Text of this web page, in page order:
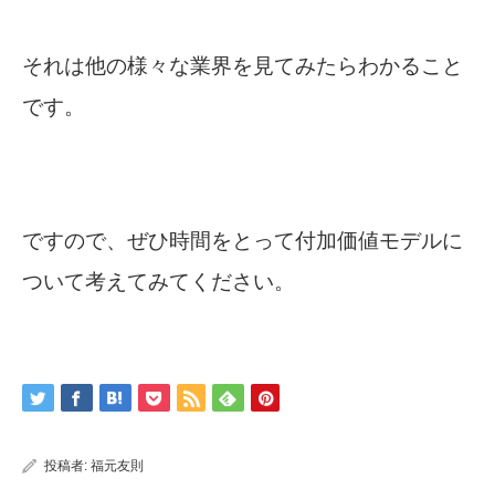
それは他の様々な業界を見てみたらわかること
です。
ですので、ぜひ時間をとって付加価値モデルに
ついて考えてみてください。
投稿者: 福元友則